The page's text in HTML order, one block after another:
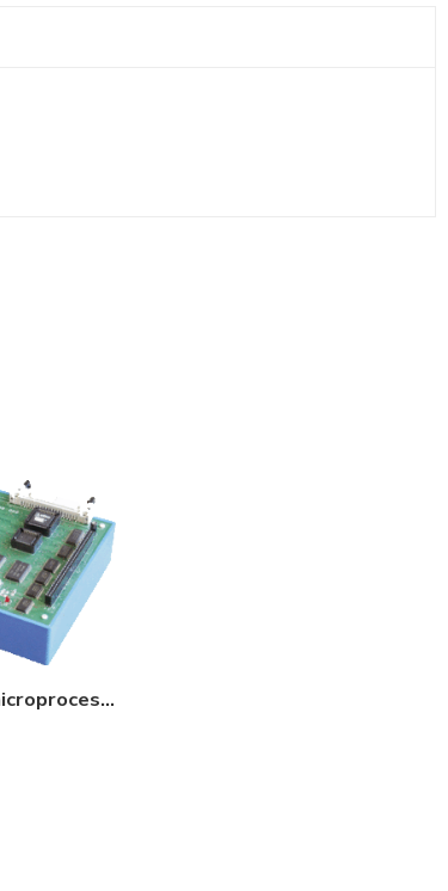
Carte d’étude du microprocesseur microcontroleur 68332